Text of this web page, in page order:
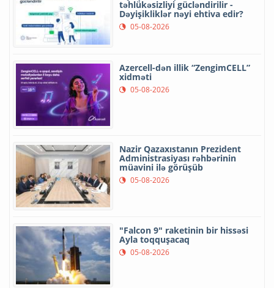
təhlükəsizliyi gücləndirilir -
Dəyişikliklər nəyi ehtiva edir?
05-08-2026
Azercell-dən illik “ZengimCELL”
xidməti
05-08-2026
Nazir Qazaxıstanın Prezident
Administrasiyası rəhbərinin
müavini ilə görüşüb
05-08-2026
"Falcon 9" raketinin bir hissəsi
Ayla toqquşacaq
05-08-2026